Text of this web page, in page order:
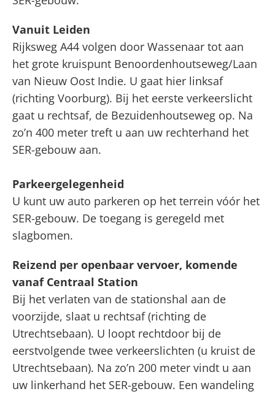
Vanuit Leiden
Rijksweg A44 volgen door Wassenaar tot aan
het grote kruispunt Benoordenhoutseweg/Laan
van Nieuw Oost Indie. U gaat hier linksaf
(richting Voorburg). Bij het eerste verkeerslicht
gaat u rechtsaf, de Bezuidenhoutseweg op. Na
zo’n 400 meter treft u aan uw rechterhand het
SER-gebouw aan.
Parkeergelegenheid
U kunt uw auto parkeren op het terrein vóór het
SER-gebouw. De toegang is geregeld met
slagbomen.
Reizend per openbaar vervoer, komende
vanaf Centraal Station
Bij het verlaten van de stationshal aan de
voorzijde, slaat u rechtsaf (richting de
Utrechtsebaan). U loopt rechtdoor bij de
eerstvolgende twee verkeerslichten (u kruist de
Utrechtsebaan). Na zo’n 200 meter vindt u aan
uw linkerhand het SER-gebouw. Een wandeling